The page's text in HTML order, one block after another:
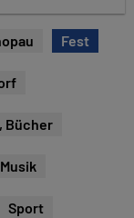
Fest
Bücher
Musik
Sport